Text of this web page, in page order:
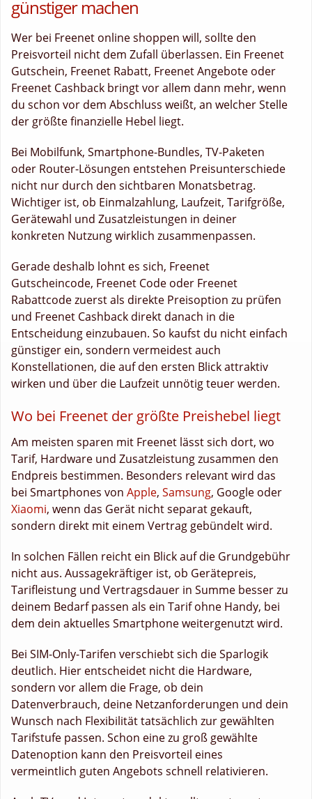
günstiger machen
Wer bei Freenet online shoppen will, sollte den
Preisvorteil nicht dem Zufall überlassen. Ein Freenet
Gutschein, Freenet Rabatt, Freenet Angebote oder
Freenet Cashback bringt vor allem dann mehr, wenn
du schon vor dem Abschluss weißt, an welcher Stelle
der größte finanzielle Hebel liegt.
Bei Mobilfunk, Smartphone-Bundles, TV-Paketen
oder Router-Lösungen entstehen Preisunterschiede
nicht nur durch den sichtbaren Monatsbetrag.
Wichtiger ist, ob Einmalzahlung, Laufzeit, Tarifgröße,
Gerätewahl und Zusatzleistungen in deiner
konkreten Nutzung wirklich zusammenpassen.
Gerade deshalb lohnt es sich, Freenet
Gutscheincode, Freenet Code oder Freenet
Rabattcode zuerst als direkte Preisoption zu prüfen
und Freenet Cashback direkt danach in die
Entscheidung einzubauen. So kaufst du nicht einfach
günstiger ein, sondern vermeidest auch
Konstellationen, die auf den ersten Blick attraktiv
wirken und über die Laufzeit unnötig teuer werden.
Wo bei Freenet der größte Preishebel liegt
Am meisten sparen mit Freenet lässt sich dort, wo
Tarif, Hardware und Zusatzleistung zusammen den
Endpreis bestimmen. Besonders relevant wird das
bei Smartphones von Apple, Samsung, Google oder
Xiaomi, wenn das Gerät nicht separat gekauft,
sondern direkt mit einem Vertrag gebündelt wird.
In solchen Fällen reicht ein Blick auf die Grundgebühr
nicht aus. Aussagekräftiger ist, ob Gerätepreis,
Tarifleistung und Vertragsdauer in Summe besser zu
deinem Bedarf passen als ein Tarif ohne Handy, bei
dem dein aktuelles Smartphone weitergenutzt wird.
Bei SIM-Only-Tarifen verschiebt sich die Sparlogik
deutlich. Hier entscheidet nicht die Hardware,
sondern vor allem die Frage, ob dein
Datenverbrauch, deine Netzanforderungen und dein
Wunsch nach Flexibilität tatsächlich zur gewählten
Tarifstufe passen. Schon eine zu groß gewählte
Datenoption kann den Preisvorteil eines
vermeintlich guten Angebots schnell relativieren.